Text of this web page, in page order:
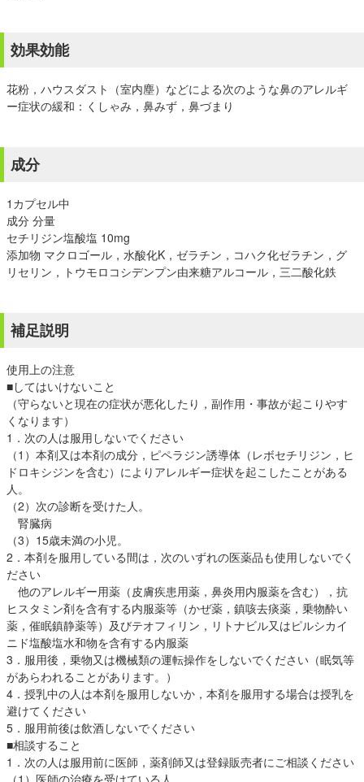
効果効能
花粉，ハウスダスト（室内塵）などによる次のような鼻のアレルギ
ー症状の緩和：くしゃみ，鼻みず，鼻づまり
成分
1カプセル中
成分 分量
セチリジン塩酸塩 10mg
添加物 マクロゴール，水酸化K，ゼラチン，コハク化ゼラチン，グ
リセリン，トウモロコシデンプン由来糖アルコール，三二酸化鉄
補足説明
使用上の注意
■してはいけないこと
（守らないと現在の症状が悪化したり，副作用・事故が起こりやす
くなります）
1．次の人は服用しないでください
（1）本剤又は本剤の成分，ピペラジン誘導体（レボセチリジン，ヒ
ドロキシジンを含む）によりアレルギー症状を起こしたことがある
人。
（2）次の診断を受けた人。
腎臓病
（3）15歳未満の小児。
2．本剤を服用している間は，次のいずれの医薬品も使用しないでく
ださい
他のアレルギー用薬（皮膚疾患用薬，鼻炎用内服薬を含む），抗
ヒスタミン剤を含有する内服薬等（かぜ薬，鎮咳去痰薬，乗物酔い
薬，催眠鎮静薬等）及びテオフィリン，リトナビル又はピルシカイ
ニド塩酸塩水和物を含有する内服薬
3．服用後，乗物又は機械類の運転操作をしないでください（眠気等
があらわれることがあります。）
4．授乳中の人は本剤を服用しないか，本剤を服用する場合は授乳を
避けてください
5．服用前後は飲酒しないでください
■相談すること
1．次の人は服用前に医師，薬剤師又は登録販売者にご相談ください
（1）医師の治療を受けている人。